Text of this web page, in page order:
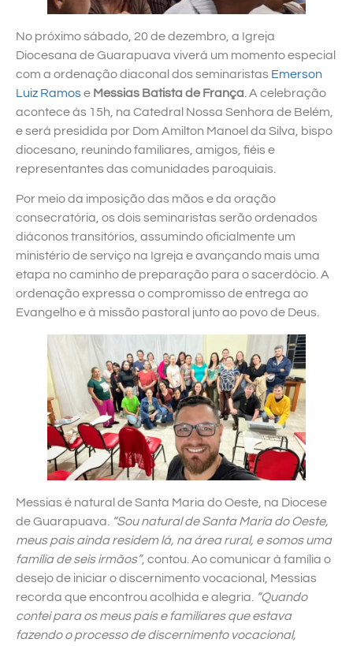
No próximo sábado, 20 de dezembro, a Igreja
Diocesana de Guarapuava viverá um momento especial
com a ordenação diaconal dos seminaristas Emerson
Luiz Ramose Messias Batista de França . A celebração
acontece às 15h, na Catedral Nossa Senhora de Belém,
e será presidida por Dom Amilton Manoel da Silva, bispo
diocesano, reunindo familiares, amigos, fiéis e
representantes das comunidades paroquiais.
Por meio da imposição das mãos e da oração
consecratória, os dois seminaristas serão ordenados
diáconos transitórios, assumindo oficialmente um
ministério de serviço na Igreja e avançando mais uma
etapa no caminho de preparação para o sacerdócio. A
ordenação expressa o compromisso de entrega ao
Evangelho e à missão pastoral junto ao povo de Deus.
Messias é natural de Santa Maria do Oeste, na Diocese
de Guarapuava.
“Sou natural de Santa Maria do Oeste,
meus pais ainda residem lá, na área rural, e somos uma
família de seis irmãos”, contou. Ao comunicar à família o
desejo de iniciar o discernimento vocacional, Messias
recorda que encontrou acolhida e alegria.
“Quando
contei para os meus pais e familiares que estava
fazendo o processo de discernimento vocacional,